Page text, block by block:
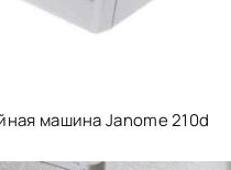
машина Janome 210d